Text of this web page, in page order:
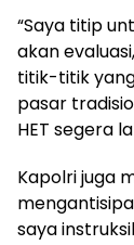
“Saya titip
akan
titik-titik
pasar
HET segera
Kapolri juga
saya